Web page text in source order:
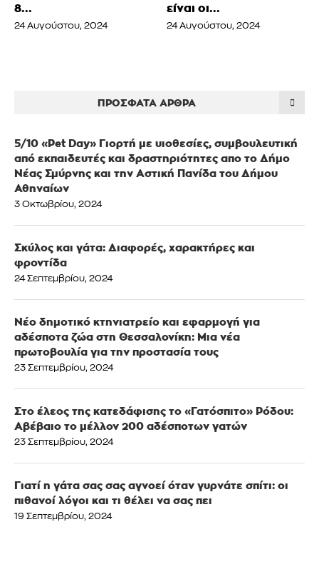
8...
24 Αυγούστου, 2024
είναι οι...
24 Αυγούστου, 2024
ΠΡΌΣΦΑΤΑ ΆΡΘΡΑ
5/10 «Pet Day» Γιορτή με υιοθεσίες, συμβουλευτική
από εκπαιδευτές και δραστηριότητες απο το Δήμο
Νέας Σμύρνης και την Αστική Πανίδα του Δήμου
Αθηναίων
3 Οκτωβρίου, 2024
Σκύλος και γάτα: Διαφορές, χαρακτήρες και
φροντίδα
24 Σεπτεμβρίου, 2024
Νέο δημοτικό κτηνιατρείο και εφαρμογή για
αδέσποτα ζώα στη Θεσσαλονίκη: Μια νέα
πρωτοβουλία για την προστασία τους
23 Σεπτεμβρίου, 2024
Στο έλεος της κατεδάφισης το «Γατόσπιτο» Ρόδου:
Αβέβαιο το μέλλον 200 αδέσποτων γατών
23 Σεπτεμβρίου, 2024
Γιατί η γάτα σας σας αγνοεί όταν γυρνάτε σπίτι: οι
πιθανοί λόγοι και τι θέλει να σας πει
19 Σεπτεμβρίου, 2024